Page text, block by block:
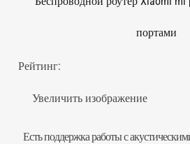
портами
Рейтинг:
Увеличить изображение
Есть поддержка работы с